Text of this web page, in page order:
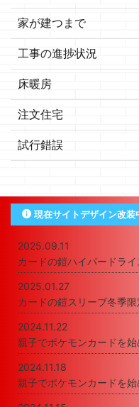
家が建つまで
工事の進捗状況
床暖房
注文住宅
試行錯誤
現在サイトデザイン改
2025.09.11
カードの鎧ハイパードラ
2025.01.27
カードの鎧スリーブ冬季
2024.11.22
親子でポケモンカード
2024.11.18
親子でポケモンカード